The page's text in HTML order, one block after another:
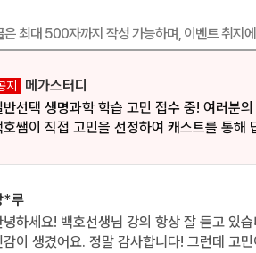
최대 500자까지 작성 가능하며, 이벤트 취지
지
메가스터디
반선택 생명과학 학습 고민 접수 중! 여러분
호쌤이 직접 고민을 선정하여 캐스트를 통해
*루
녕하세요! 백호선생님 강의 항상 잘 듣고 있
감이 생겼어요. 정말 감사합니다! 그런데 고